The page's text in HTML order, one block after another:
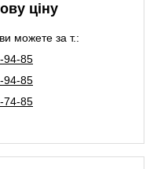
ціну
можете за т.:
94-85
94-85
74-85